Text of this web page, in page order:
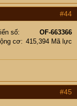
#44
số
OF-663366
cơ
415,394 Mã lực
#45